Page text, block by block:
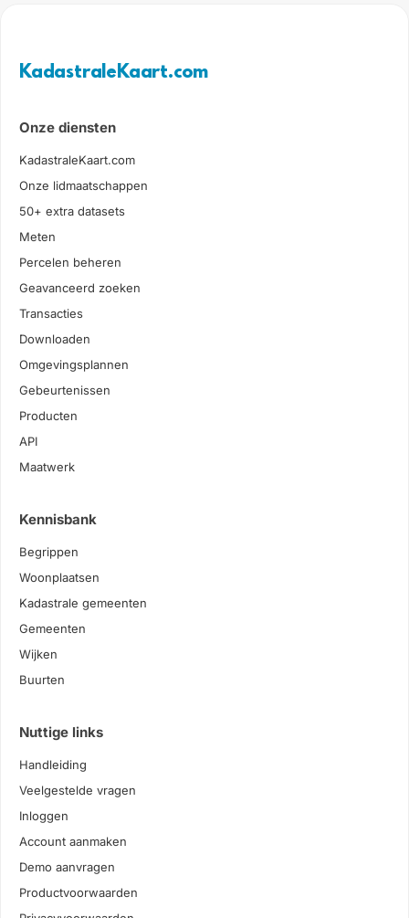
KadastraleKaart.com
Onze diensten
KadastraleKaart.com
Onze lidmaatschappen
50+ extra datasets
Meten
Percelen beheren
Geavanceerd zoeken
Transacties
Downloaden
Omgevingsplannen
Gebeurtenissen
Producten
API
Maatwerk
Kennisbank
Begrippen
Woonplaatsen
Kadastrale gemeenten
Gemeenten
Wijken
Buurten
Nuttige links
Handleiding
Veelgestelde vragen
Inloggen
Account aanmaken
Demo aanvragen
Productvoorwaarden